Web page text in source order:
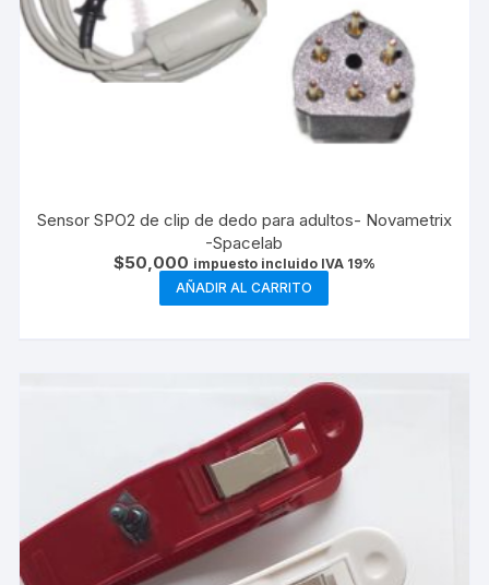
Sensor SPO2 de clip de dedo para adultos- Novametrix
-Spacelab
$50,000 impuesto incluido IVA 19%
AÑADIR AL CARRITO